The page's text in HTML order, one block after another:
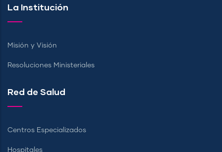
La Institución
Misión y Visión
Resoluciones Ministeriales
Red de Salud
Centros Especializados
Hospitales